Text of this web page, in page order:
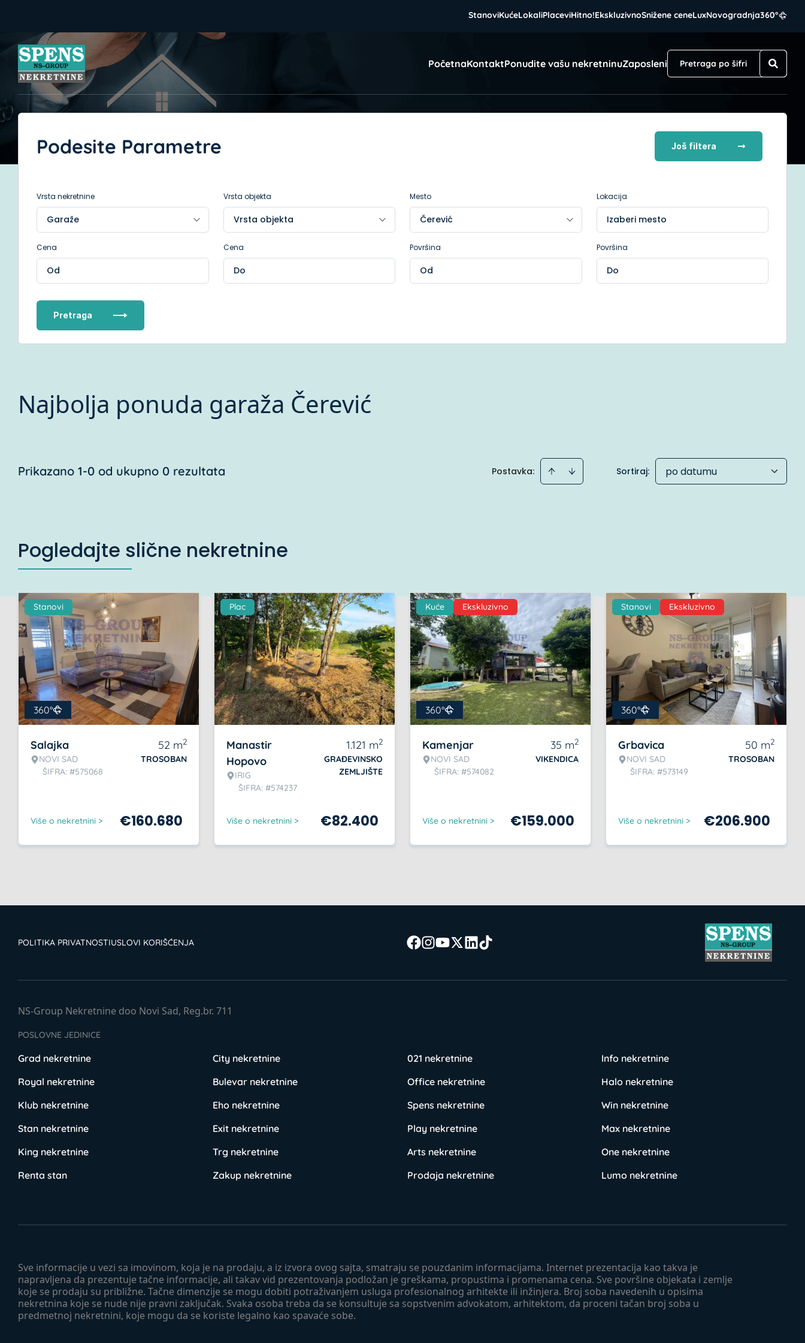
StanoviKućeLokaliPlaceviHitno!EkskluzivnoSnižene ceneLuxNovogradnja360°
PočetnaKontaktPonudite vašu nekretninuZaposleni
Podesite Parametre Još filtera
Vrsta nekretnine Vrsta objekta Mesto Lokacija
Izaberi mesto
Cena Cena Površina Površina
Pretraga
Najbolja ponuda garaža Čerević
Prikazano 1-0 od ukupno 0 rezultata Postavka: Sortiraj: po datumu
Pogledajte slične nekretnine
Stanovi
360°
Salajka
NOVI SAD
ŠIFRA: #575068
52 m2
TROSOBAN
Više o nekretnini > €160.680
Plac
Manastir
Hopovo
IRIG
ŠIFRA: #574237
1.121 m2
GRAĐEVINSKO
ZEMLJIŠTE
Više o nekretnini > €82.400
Kuće Ekskluzivno
360°
Kamenjar
NOVI SAD
ŠIFRA: #574082
35 m2
VIKENDICA
Više o nekretnini > €159.000
Stanovi Ekskluzivno
360°
Grbavica
NOVI SAD
ŠIFRA: #573149
50 m2
TROSOBAN
Više o nekretnini > €206.900
POLITIKA PRIVATNOSTIUSLOVI KORIŠĆENJA
Sve informacije u vezi sa imovinom, koja je na prodaju, a iz izvora ovog sajta, smatraju se pouzdanim informacijama. Internet prezentacija kao takva je
napravljena da prezentuje tačne informacije, ali takav vid prezentovanja podložan je greškama, propustima i promenama cena. Sve površine objekata i zemlje
koje se prodaju su približne. Tačne dimenzije se mogu dobiti potraživanjem usluga profesionalnog arhitekte ili inžinjera. Broj soba navedenih u opisima
nekretnina koje se nude nije pravni zaključak. Svaka osoba treba da se konsultuje sa sopstvenim advokatom, arhitektom, da proceni tačan broj soba u
predmetnoj nekretnini, koje mogu da se koriste legalno kao spavaće sobe.
NS-Group Nekretnine doo Novi Sad, Reg.br. 711
POSLOVNE JEDINICE
Grad nekretnine City nekretnine 021 nekretnine
Info nekretnine
Royal nekretnine
Bulevar nekretnine Office nekretnine
Halo nekretnine
Klub nekretnine
Eho nekretnine Spens nekretnine
Win nekretnine
Stan nekretnine
Exit nekretnine Play nekretnine
Max nekretnine
King nekretnine
Trg nekretnine Arts nekretnine
One nekretnine
Renta stan
Zakup nekretnine Prodaja nekretnine Lumo nekretnine